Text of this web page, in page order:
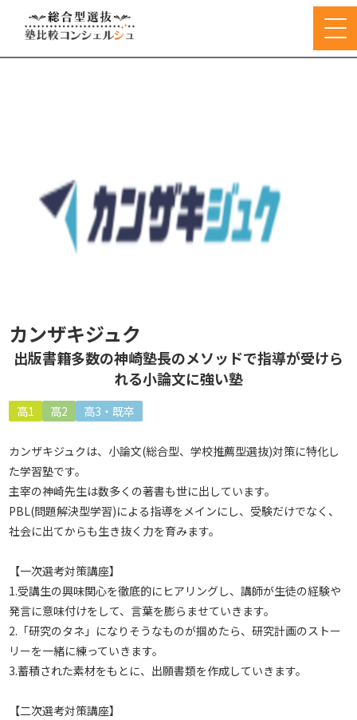
カンザキジュク
出版書籍多数の神崎塾長のメソッドで指導が受けら
れる小論文に強い塾
高1 高2 高3・既卒
カンザキジュクは、小論文(総合型、学校推薦型選抜)対策に特化し
た学習塾です。
主宰の神崎先生は数多くの著書も世に出しています。
PBL(問題解決型学習)による指導をメインにし、受験だけでなく、
社会に出てからも生き抜く力を育みます。
【一次選考対策講座】
1.受講生の興味関心を徹底的にヒアリングし、講師が生徒の経験や
発言に意味付けをして、言葉を膨らませていきます。
2.「研究のタネ」になりそうなものが掴めたら、研究計画のストー
リーを一緒に練っていきます。
3.蓄積された素材をもとに、出願書類を作成していきます。
【二次選考対策講座】